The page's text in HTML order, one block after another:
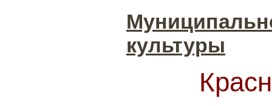
культуры